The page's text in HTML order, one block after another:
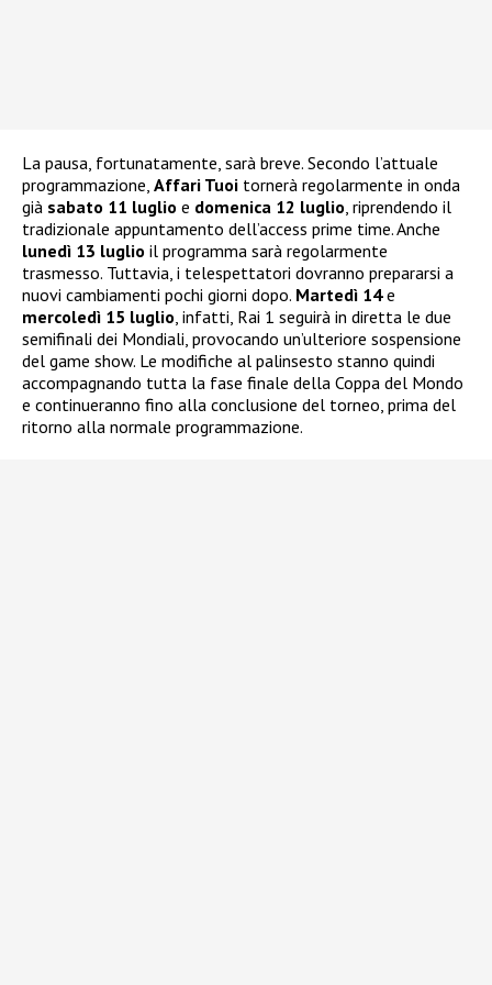
La pausa, fortunatamente, sarà breve. Secondo l’attuale
programmazione, Affari Tuoi tornerà regolarmente in onda
già sabato 11 luglio e domenica 12 luglio, riprendendo il
tradizionale appuntamento dell’access prime time. Anche
lunedì 13 luglio il programma sarà regolarmente
trasmesso. Tuttavia, i telespettatori dovranno prepararsi a
nuovi cambiamenti pochi giorni dopo. Martedì 14e
mercoledì 15 luglio, infatti, Rai 1 seguirà in diretta le due
semifinali dei Mondiali, provocando un’ulteriore sospensione
del game show. Le modifiche al palinsesto stanno quindi
accompagnando tutta la fase finale della Coppa del Mondo
e continueranno fino alla conclusione del torneo, prima del
ritorno alla normale programmazione.